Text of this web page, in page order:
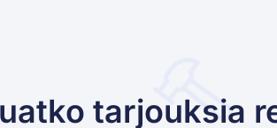
tarjouksia